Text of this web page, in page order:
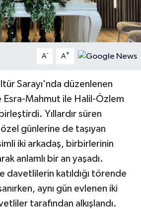
A- A+
Sarayı'nda düzenlenen
Mahmut ile Halil-Özlem
Yıllardır süren
özel günlerine de taşıyan
iki arkadaş, birbirlerinin
anlamlı bir an yaşadı.
davetlilerin katıldığı törende
aynı gün evlenen iki
tarafından alkışlandı.